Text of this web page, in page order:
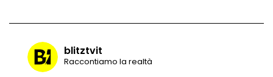
Vulcano di ghiaccio a New York #neve
blitztvit
Raccontiamo la realtà